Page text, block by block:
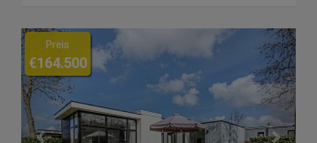
Previous Next
Preis
€164.500